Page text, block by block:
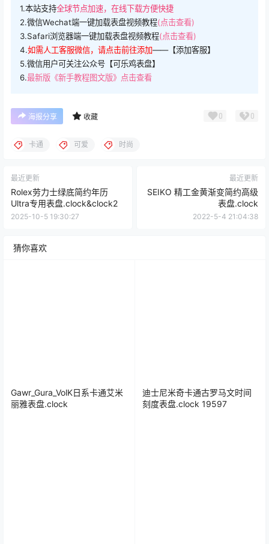
1.本站支持全球节点加速，在线下载方便快捷
2.微信Wechat端一键加载表盘视频教程(点击查看)
3.Safari浏览器端一键加载表盘视频教程(点击查看)
4.如需人工客服微信，请点击前往添加——【添加客服】
5.微信用户可关注公众号【可乐鸡表盘】
6.最新版《新手教程图文版》点击查看
海报分享 收藏 0 0
卡通 可爱 时尚
最近更新
Rolex劳力士绿底简约年历
Ultra专用表盘.clock&clock2
2025-10-5 19:30:27
最近更新
SEIKO 精工金黄渐变简约高级
表盘.clock
2022-5-4 21:04:38
猜你喜欢
Gawr_Gura_VolK日系卡通艾米
丽雅表盘.clock
迪士尼米奇卡通古罗马文时间
刻度表盘.clock 19597